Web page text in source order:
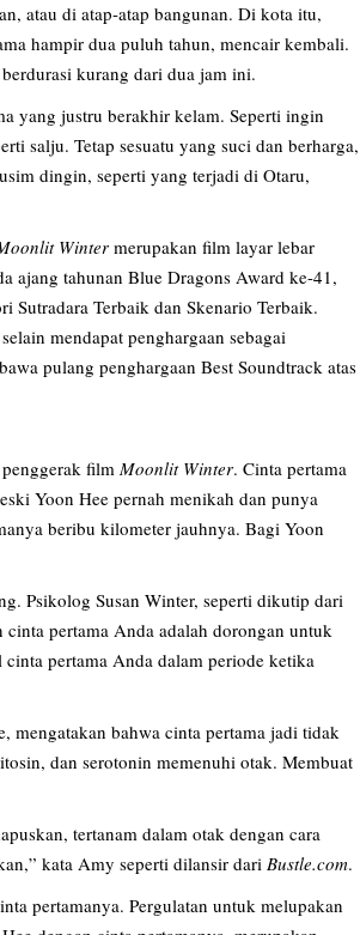
atau di atap-atap bangunan. Di kota itu,
hampir dua puluh tahun, mencair kembali.
kurang dari dua jam ini.
yang justru berakhir kelam. Seperti ingin
salju. Tetap sesuatu yang suci dan berharga,
dingin, seperti yang terjadi di Otaru,
Wintermerupakan film layar lebar
ajang tahunan Blue Dragons Award ke-41,
Sutradara Terbaik dan Skenario Terbaik.
mendapat penghargaan sebagai
pulang penghargaan Best Soundtrack atas
film Moonlit Winter. Cinta pertama
Yoon Hee pernah menikah dan punya
beribu kilometer jauhnya. Bagi Yoon
Psikolog Susan Winter, seperti dikutip dari
pertama Anda adalah dorongan untuk
pertama Anda dalam periode ketika
mengatakan bahwa cinta pertama jadi tidak
dan serotonin memenuhi otak. Membuat
tertanam dalam otak dengan cara
kata Amy seperti dilansir dari Bustle.com.
pertamanya. Pergulatan untuk melupakan